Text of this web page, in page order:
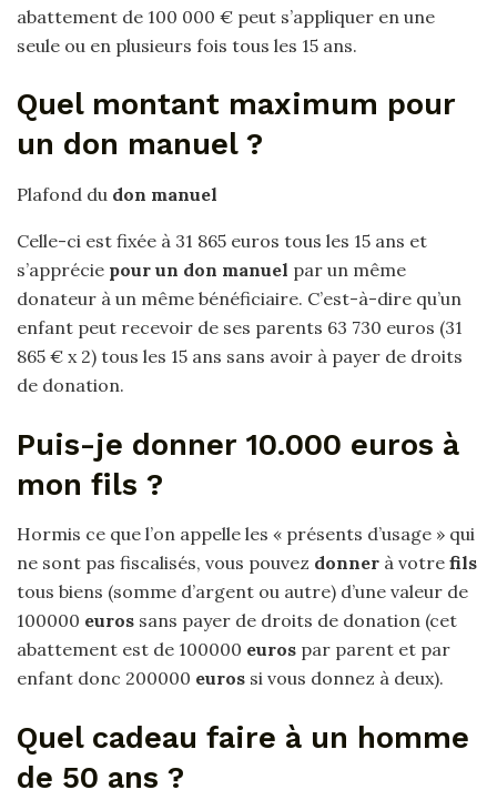
abattement de 100 000 € peut s’appliquer en une
seule ou en plusieurs fois tous les 15 ans.
Quel montant maximum pour
un don manuel ?
Plafond du don manuel
Celle-ci est fixée à 31 865 euros tous les 15 ans et
s’apprécie pour un don manuel par un même
donateur à un même bénéficiaire. C’est-à-dire qu’un
enfant peut recevoir de ses parents 63 730 euros (31
865 € x 2) tous les 15 ans sans avoir à payer de droits
de donation.
Puis-je donner 10.000 euros à
mon fils ?
Hormis ce que l’on appelle les « présents d’usage » qui
ne sont pas fiscalisés, vous pouvez donner à votre fils
tous biens (somme d’argent ou autre) d’une valeur de
100000 euros sans payer de droits de donation (cet
abattement est de 100000 euros par parent et par
enfant donc 200000 euros si vous donnez à deux).
Quel cadeau faire à un homme
de 50 ans ?